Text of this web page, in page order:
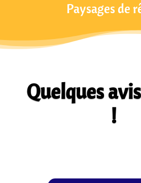
Paysages de
Quelques
!